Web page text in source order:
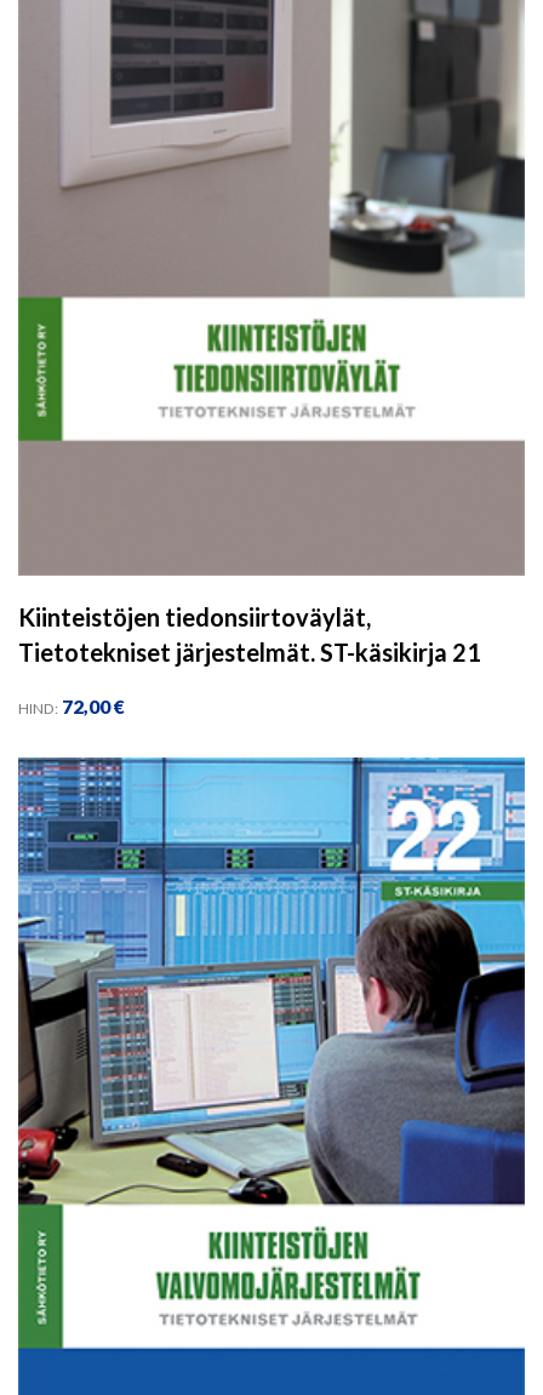
Kiinteistöjen tiedonsiirtoväylät,
Tietotekniset järjestelmät. ST-käsikirja 21
HIND: 72,00€